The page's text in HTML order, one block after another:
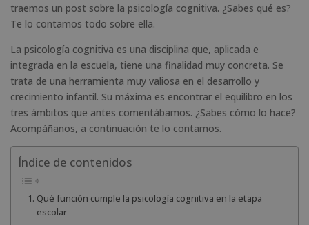
traemos un post sobre la psicología cognitiva. ¿Sabes qué es?
Te lo contamos todo sobre ella.
La psicología cognitiva es una disciplina que, aplicada e
integrada en la escuela, tiene una finalidad muy concreta. Se
trata de una herramienta muy valiosa en el desarrollo y
crecimiento infantil. Su máxima es encontrar el equilibro en los
tres ámbitos que antes comentábamos. ¿Sabes cómo lo hace?
Acompáñanos, a continuación te lo contamos.
Índice de contenidos
Qué función cumple la psicología cognitiva en la etapa
escolar